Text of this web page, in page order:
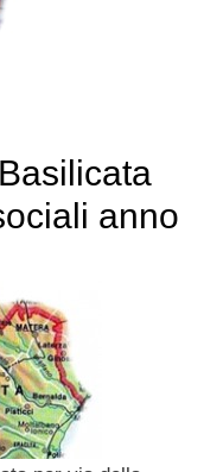
anno